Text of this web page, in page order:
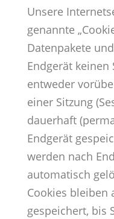
Unsere
genannte
Datenpakete
Endgerät keinen
entweder
einer Sitzung
dauerhaft
Endgerät
werden nach
automatisch
Cookies bleiben
gespeichert, bis